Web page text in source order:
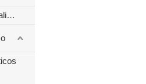
Máquina de estampado en caliente